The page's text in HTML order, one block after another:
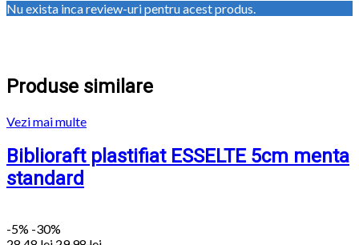
Nu exista inca review-uri pentru acest produs.
Produse similare
Vezi mai multe
Biblioraft plastifiat ESSELTE 5cm menta
standard
-5% -30%